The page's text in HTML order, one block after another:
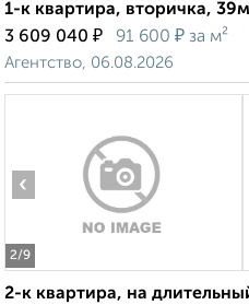
1-к квартира, вторичка,
3 609 040 ₽ 91 600 ₽ за м²
Агентство, 06.08.2026
2/9
‹
2-к квартира, на